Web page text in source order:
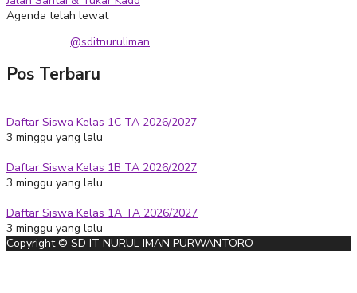
Agenda telah lewat
@sditnuruliman
Pos Terbaru
Daftar Siswa Kelas 1C TA 2026/2027
3 minggu yang lalu
Daftar Siswa Kelas 1B TA 2026/2027
3 minggu yang lalu
Daftar Siswa Kelas 1A TA 2026/2027
3 minggu yang lalu
Copyright © SD IT NURUL IMAN PURWANTORO